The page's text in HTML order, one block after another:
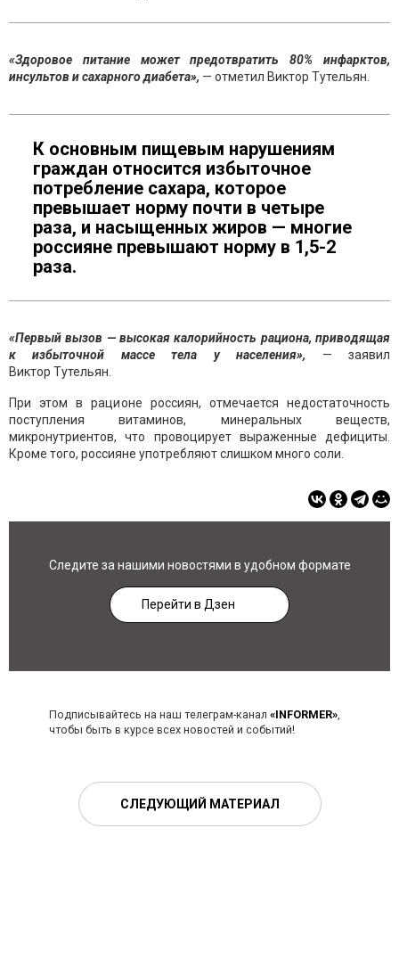
«Здоровое питание может предотвратить 80% инфарктов,
инсультов и сахарного диабета», — отметил Виктор Тутельян.
К основным пищевым нарушениям
граждан относится избыточное
потребление сахара, которое
превышает норму почти в четыре
раза, и насыщенных жиров — многие
россияне превышают норму в 1,5-2
раза.
«Первый вызов — высокая калорийность рациона, приводящая
к избыточной массе тела у населения», — заявил
Виктор Тутельян.
При этом в рационе россиян, отмечается недостаточность
поступления витаминов, минеральных веществ,
микронутриентов, что провоцирует выраженные дефициты.
Кроме того, россияне употребляют слишком много соли.
Следите за нашими новостями в удобном формате
Перейти в Дзен
Подписывайтесь на наш телеграм-канал «INFORMER»,
чтобы быть в курсе всех новостей и событий!
СЛЕДУЮЩИЙ МАТЕРИАЛ